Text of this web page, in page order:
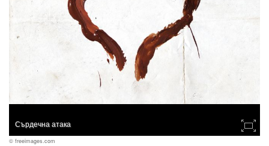
Сърдечна атака
© freeimages.com